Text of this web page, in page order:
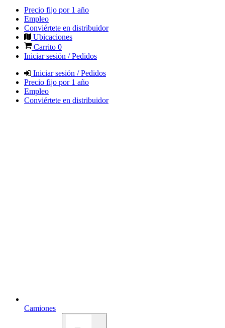
Precio fijo por 1 año
Empleo
Conviértete en distribuidor
Ubicaciones
Carrito 0
Iniciar sesión / Pedidos
Iniciar sesión / Pedidos
Precio fijo por 1 año
Empleo
Conviértete en distribuidor
Camiones